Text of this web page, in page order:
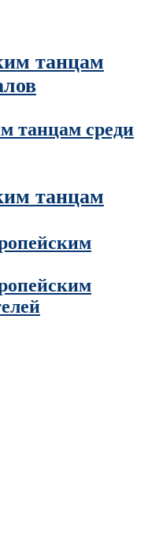
танцам
танцам среди
танцам